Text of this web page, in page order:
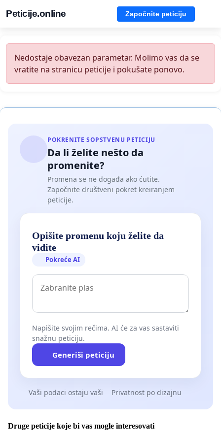
Peticije.online Započnite peticiju
Nedostaje obavezan parametar. Molimo vas da se
vratite na stranicu peticije i pokušate ponovo.
POKRENITE SOPSTVENU PETICIJU
Da li želite nešto da
promenite?
Promena se ne događa ako ćutite.
Započnite društveni pokret kreiranjem
peticije.
Opišite promenu koju želite da
vidite
Pokreće AI
Napišite svojim rečima. AI će za vas sastaviti
snažnu peticiju.
Generiši peticiju
Vaši podaci ostaju vaši Privatnost po dizajnu
Druge peticije koje bi vas mogle interesovati